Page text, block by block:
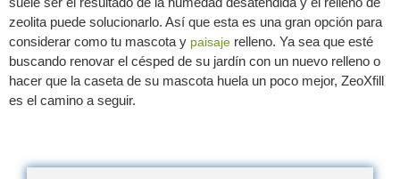
zeolita puede solucionarlo. Así que esta es una gran opción para
considerar como tu mascota y paisaje relleno. Ya sea que esté
buscando renovar el césped de su jardín con un nuevo relleno o
hacer que la caseta de su mascota huela un poco mejor, ZeoXfill
es el camino a seguir.